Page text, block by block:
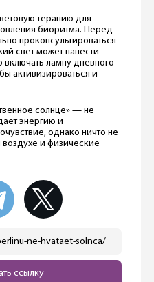
терапию для
биоритма. Перед
проконсультироваться
свет может нанести
включать лампу дневного
активизироваться и
солнце» — не
энергию и
однако ничто не
и физические
ne-hvataet-solnca/
ссылку